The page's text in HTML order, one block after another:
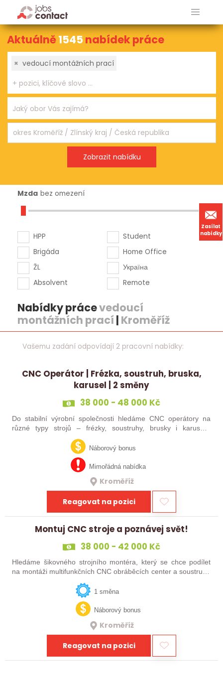
Zasílat
nabídky
Aktuálně1545 nabídek práce
× vedoucí montážních prací
Mzda bez omezení
HPP
Brigáda
ŽL
Absolvent
Student
Home Office
Україна
Remote
Nabídky prácevedoucí
montážních prací | Kroměříž
Vašemu zadání odpovídají 2 pracovní nabídky:
CNC Operátor | Frézka, soustruh, bruska,
karusel | 2 směny
38 000 - 48 000 Kč
Do stabilní výrobní společnosti hledáme CNC operátory na
různé typy strojů – frézky, soustruhy, brusky i karusely.
Uplatnění u nás najdou zkušení obráběči i absolventi
technických oborů, kteří se…Náborový bonus
Mimořádná nabídka
Kroměříž
Reagovat na pozici
Montuj CNC stroje a poznávej svět!
38 000 - 42 000 Kč
Hledáme šikovného strojního montéra, který se chce podílet
na montáži multifunkčních CNC obráběcích center a soustruhů
1 směna
Náborový bonus
Kroměříž
Reagovat na pozici